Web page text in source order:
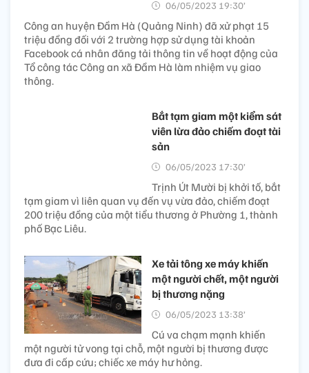
06/05/2023 19:30’
Công an huyện Đầm Hà (Quảng Ninh) đã xử phạt 15
triệu đồng đối với 2 trường hợp sử dụng tài khoản
Facebook cá nhân đăng tải thông tin về hoạt động của
Tổ công tác Công an xã Đầm Hà làm nhiệm vụ giao
thông.
Bắt tạm giam một kiểm sát
viên lừa đảo chiếm đoạt tài
sản
06/05/2023 17:30’
Trịnh Út Mười bị khởi tố, bắt
tạm giam vì liên quan vụ đến vụ vừa đảo, chiếm đoạt
200 triệu đồng của một tiểu thương ở Phường 1, thành
phố Bạc Liêu.
Xe tải tông xe máy khiến
một người chết, một người
bị thương nặng
06/05/2023 13:38’
Cú va chạm mạnh khiến
một người tử vong tại chỗ, một người bị thương được
đưa đi cấp cứu; chiếc xe máy hư hỏng.